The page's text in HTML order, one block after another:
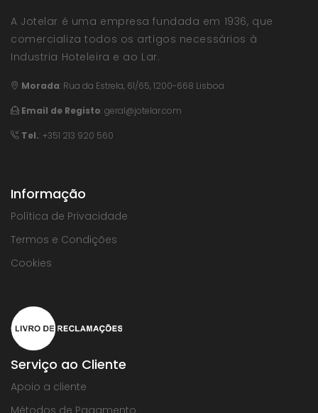
A Jotelar é uma empresa fundada em 1936, que
comercializa todos os artigos necessários à
Industria Hoteleira e ao Lar.
Morada: Rua da Estrela, 61/65, 1200-668 Lisboa
Email de Registo:geral@jotelar.com
Tel.: +351 213 920 560
Informação
Política de Privacidade
Termos e Condições
Cookies
Serviço ao Cliente
Apoio a cliente
Métodos de Pagamento